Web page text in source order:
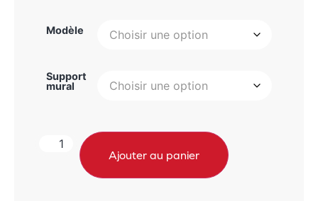
Modèle
Support
mural
Ajouter au panier